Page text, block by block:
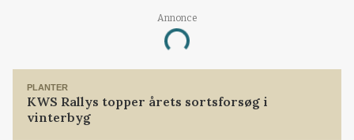
Annonce
Loading...
PLANTER
KWS Rallys topper årets sortsforsøg i
vinterbyg